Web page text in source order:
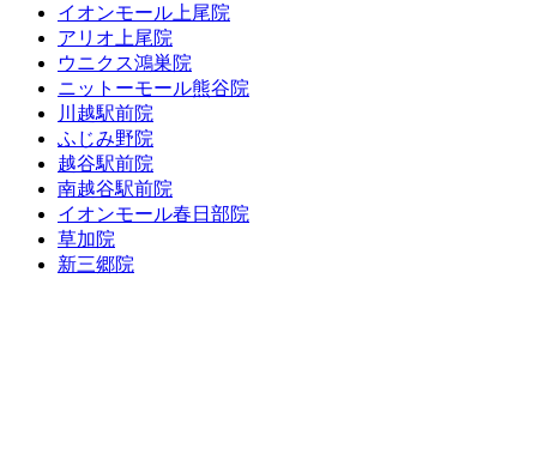
イオンモール上尾院
アリオ上尾院
ウニクス鴻巣院
ニットーモール熊谷院
川越駅前院
ふじみ野院
越谷駅前院
南越谷駅前院
イオンモール春日部院
草加院
新三郷院